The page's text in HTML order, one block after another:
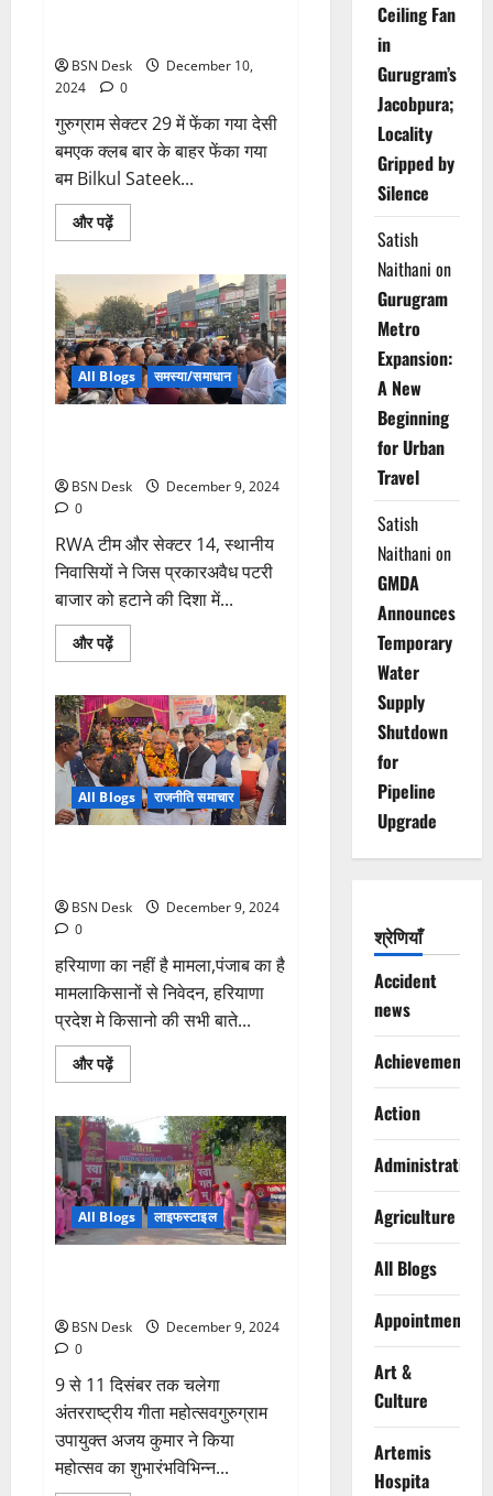
BSN Desk
December 10,
2024
0
गुरुग्राम सेक्टर 29 में फेंका गया देसी
बमएक क्लब बार के बाहर फेंका गया
बम Bilkul Sateek...
और पढ़ेंRead
more
29
में
फेंका
गया
देसी
बम
All Blogs समस्या/समाधान
BSN Desk
December 9, 2024
0
RWA टीम और सेक्टर 14, स्थानीय
निवासियों ने जिस प्रकारअवैध पटरी
बाजार को हटाने की दिशा में...
और पढ़ेंRead
more
ने
विधायक
और
डीटीपी
का
किया
धन्यवाद
All Blogs राजनीति समाचार
BSN Desk
December 9, 2024
0
हरियाणा का नहीं है मामला,पंजाब का है
मामलाकिसानों से निवेदन, हरियाणा
प्रदेश मे किसानो की सभी बाते...
और पढ़ेंRead
more
बॉर्डर
पर
किसानों
के
प्रदर्शन
को
लेकर
बोले
रणबीर
All Blogs लाइफस्टाइल
BSN Desk
December 9, 2024
0
9 से 11 दिसंबर तक चलेगा
अंतरराष्ट्रीय गीता महोत्सवगुरुग्राम
उपायुक्त अजय कुमार ने किया
महोत्सव का शुभारंभविभिन्न...
Ceiling Fan
in
Gurugram’s
Jacobpura;
Locality
Gripped by
Silence
Satish
Naithani on
Gurugram
Metro
Expansion:
A New
Beginning
for Urban
Travel
Satish
Naithani on
GMDA
Announces
Temporary
Water
Supply
Shutdown
for
Pipeline
Upgrade
श्रेणियाँ
Accident
news
Achievements
Action
Administration
Agriculture
All Blogs
Appointments
Art &
Culture
Artemis
Hospita